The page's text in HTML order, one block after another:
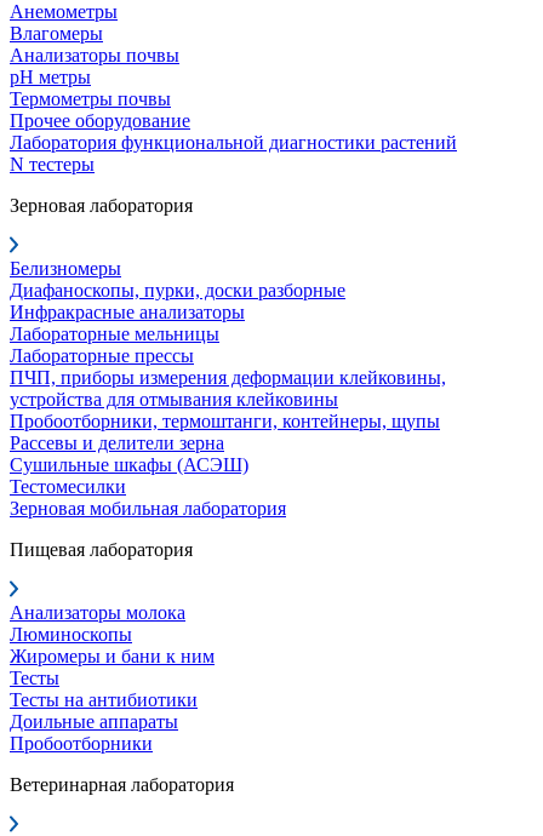
Анемометры
Влагомеры
Анализаторы почвы
pH метры
Термометры почвы
Прочее оборудование
Лаборатория функциональной диагностики растений
N тестеры
Зерновая лаборатория
Белизномеры
Диафаноскопы, пурки, доски разборные
Инфракрасные анализаторы
Лабораторные мельницы
Лабораторные прессы
ПЧП, приборы измерения деформации клейковины,
устройства для отмывания клейковины
Пробоотборники, термоштанги, контейнеры, щупы
Рассевы и делители зерна
Сушильные шкафы (АСЭШ)
Тестомесилки
Зерновая мобильная лаборатория
Пищевая лаборатория
Анализаторы молока
Люминоскопы
Жиромеры и бани к ним
Тесты
Тесты на антибиотики
Доильные аппараты
Пробоотборники
Ветеринарная лаборатория